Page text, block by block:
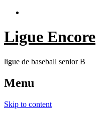
Ligue Encore
ligue de baseball senior B
Menu
Skip to content